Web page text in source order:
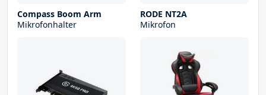
Compass Boom Arm
Mikrofonhalter
RODE NT2A
Mikrofon